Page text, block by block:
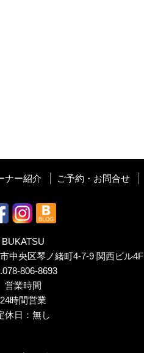
ナー紹介 ご予約・お問合せ
BUKATSU
中央区琴ノ緒町4-7-9 関西ビル4F
078-806-8693
営業時間
24時間営業
休日：無し